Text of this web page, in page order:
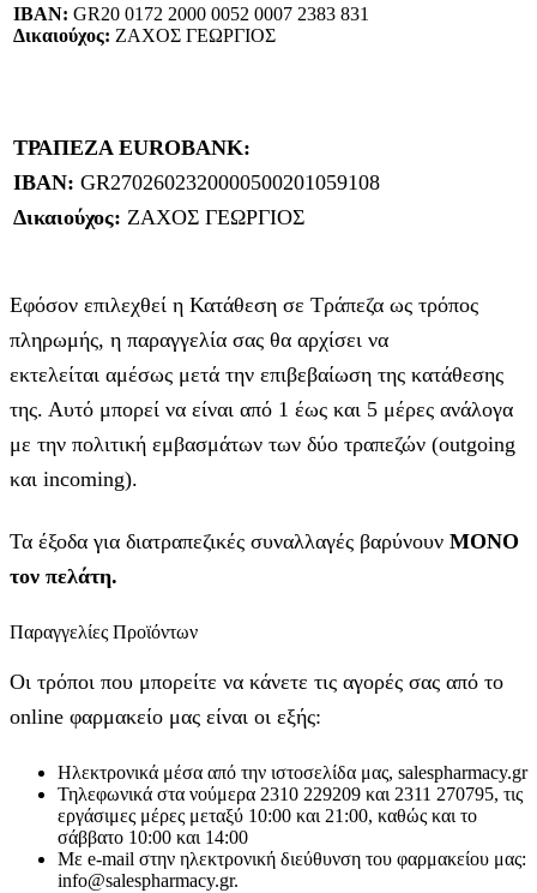
IBAN: GR20 0172 2000 0052 0007 2383 831
Δικαιούχος: ΖΑΧΟΣ ΓΕΩΡΓΙΟΣ
ΤΡΑΠΕΖΑ EUROBANK:
IBAN: GR2702602320000500201059108
Δικαιούχος: ΖΑΧΟΣ ΓΕΩΡΓΙΟΣ
Εφόσον επιλεχθεί η Κατάθεση σε Τράπεζα ως τρόπος
πληρωμής, η παραγγελία σας θα αρχίσει να
εκτελείται αμέσως μετά την επιβεβαίωση της κατάθεσης
της. Αυτό μπορεί να είναι από 1 έως και 5 μέρες ανάλογα
με την πολιτική εμβασμάτων των δύο τραπεζών (outgoing
και incoming).
Τα έξοδα για διατραπεζικές συναλλαγές βαρύνουν MONO
τον πελάτη.
Παραγγελίες Προϊόντων
Οι τρόποι που μπορείτε να κάνετε τις αγορές σας από το
online φαρμακείο μας είναι οι εξής:
Ηλεκτρονικά μέσα από την ιστοσελίδα μας, salespharmacy.gr
Τηλεφωνικά στα νούμερα 2310 229209 και 2311 270795, τις
εργάσιμες μέρες μεταξύ 10:00 και 21:00, καθώς και το
σάββατο 10:00 και 14:00
Με e-mail στην ηλεκτρονική διεύθυνση του φαρμακείου μας:
info@salespharmacy.gr.